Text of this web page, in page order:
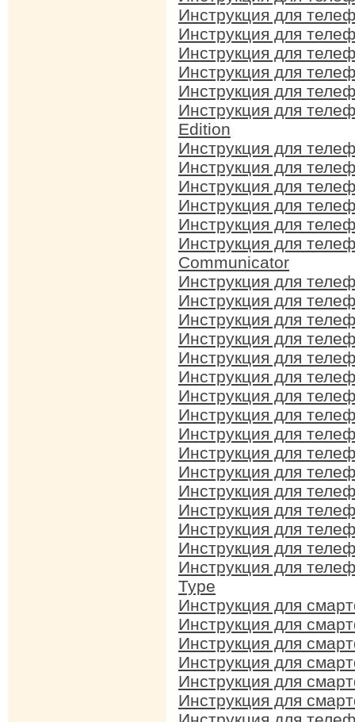
Инструкция для
Инструкция для
Инструкция для
Инструкция для
Инструкция для
Инструкция для
Edition
Инструкция для
Инструкция для
Инструкция для
Инструкция для
Инструкция для
Инструкция для
Communicator
Инструкция для
Инструкция для
Инструкция для
Инструкция для
Инструкция для
Инструкция для
Инструкция для
Инструкция для
Инструкция для
Инструкция для
Инструкция для
Инструкция для
Инструкция для
Инструкция для
Инструкция для
Инструкция для
Type
Инструкция для
Инструкция для
Инструкция для
Инструкция для
Инструкция для
Инструкция для